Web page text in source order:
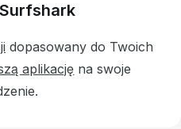
dopasowany do Twoich
aplikację na swoje